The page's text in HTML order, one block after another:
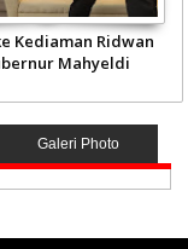
Kediaman Ridwan
Mahyeldi
Galeri Photo